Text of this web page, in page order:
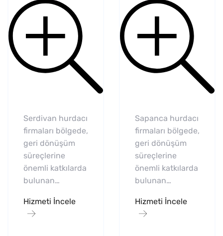
Serdivan hurdacı
firmaları bölgede,
geri dönüşüm
süreçlerine
önemli katkılarda
bulunan…
Hizmeti İncele
Sapanca hurdacı
firmaları bölgede,
geri dönüşüm
süreçlerine
önemli katkılarda
bulunan…
Hizmeti İncele